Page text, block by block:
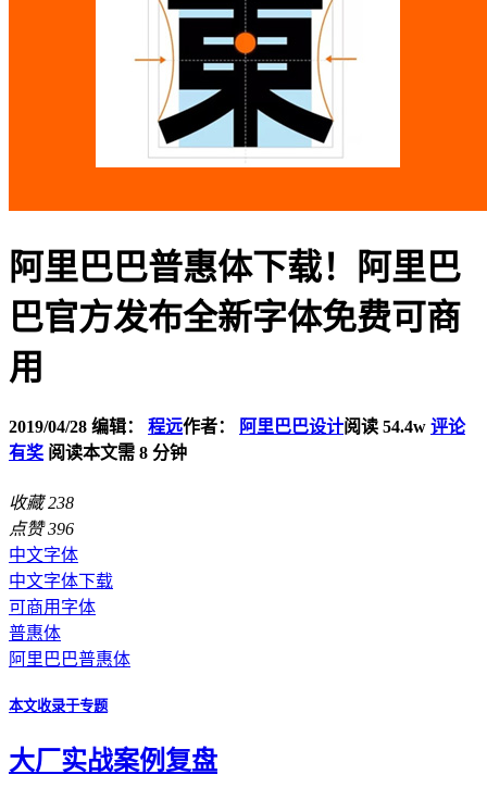
阿里巴巴普惠体下载！阿里巴
巴官方发布全新字体免费可商
用
2019/04/28 编辑： 程远作者： 阿里巴巴设计阅读 54.4w 评论
有奖 阅读本文需 8 分钟
收藏 238
点赞 396
中文字体
中文字体下载
可商用字体
普惠体
阿里巴巴普惠体
本文收录于专题
大厂实战案例复盘